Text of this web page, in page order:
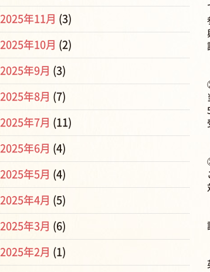
2025年11月 (3)
2025年10月 (2)
2025年9月 (3)
2025年8月 (7)
2025年7月 (11)
2025年6月 (4)
2025年5月 (4)
2025年4月 (5)
2025年3月 (6)
2025年2月 (1)